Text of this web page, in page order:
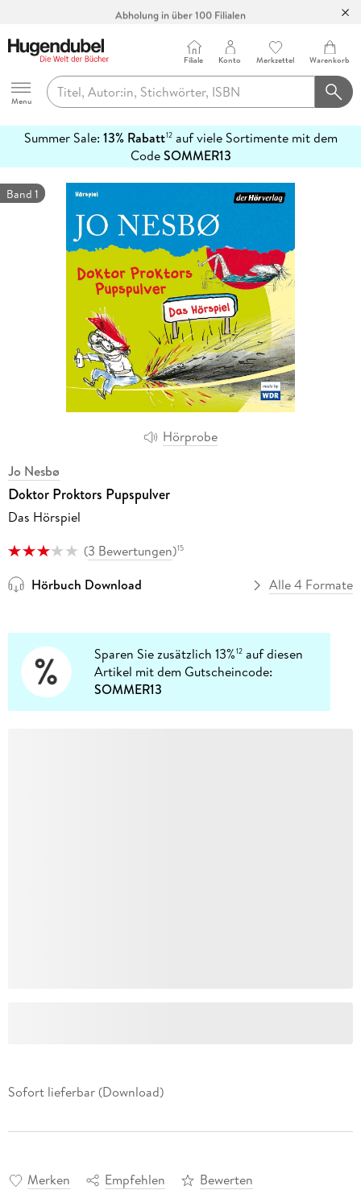
Abholung in über 100 Filialen
Hugendubel
Menu
Filiale Konto Merkzettel Warenkorb
Summer Sale: 13% Rabatt12auf viele Sortimente mit dem
CodeSOMMER13
erfahren
Hörprobe
Band 1
Jo Nesbø
Doktor Proktors Pupspulver
Das Hörspiel
(3 Bewertungen)15
Hörbuch Download Alle 4 Formate
Sparen Sie zusätzlich 13%12 auf diesen
Artikel mit dem Gutscheincode:
SOMMER13
Sofort lieferbar (Download)
Merken Empfehlen Bewerten